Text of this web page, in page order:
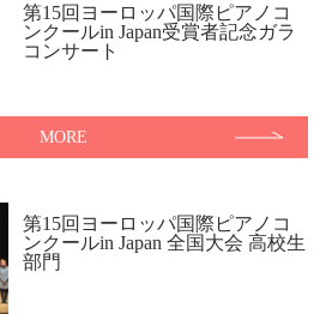
第15回ヨーロッパ国際ピアノコ
ンクールin Japan受賞者記念ガラ
コンサート
MORE
第15回ヨーロッパ国際ピアノコ
ンクールin Japan 全国大会 高校生
部門